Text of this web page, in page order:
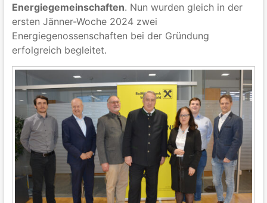
Energiegemeinschaften. Nun wurden gleich in der
ersten Jänner-Woche 2024 zwei
Energiegenossenschaften bei der Gründung
erfolgreich begleitet.